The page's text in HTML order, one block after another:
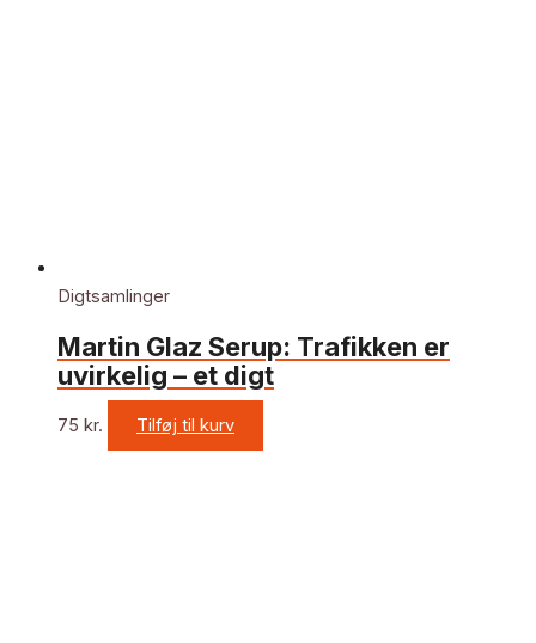
Digtsamlinger
Martin Glaz Serup: Trafikken er
uvirkelig – et digt
75 kr. Tilføj til kurv